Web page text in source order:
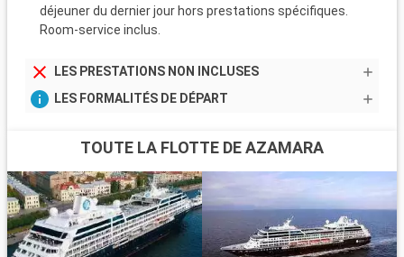
déjeuner du dernier jour hors prestations spécifiques.
Room-service inclus.
LES PRESTATIONS NON INCLUSES
LES FORMALITÉS DE DÉPART
TOUTE LA FLOTTE DE AZAMARA